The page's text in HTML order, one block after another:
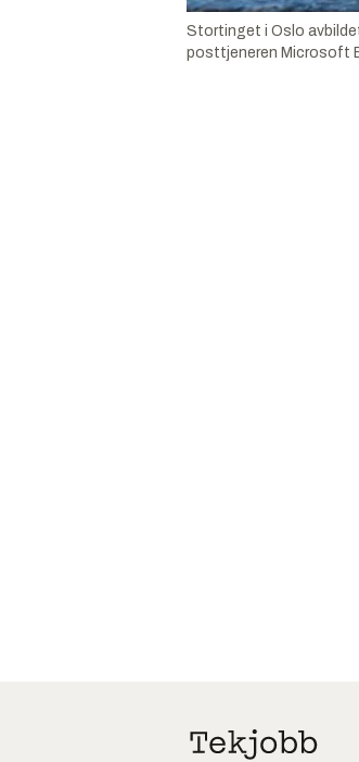
Stortinget i Oslo
posttjeneren Microsoft